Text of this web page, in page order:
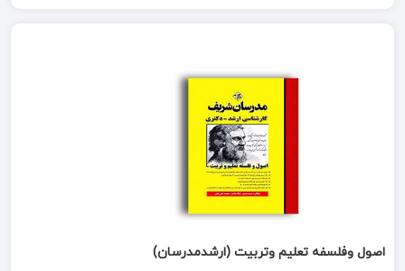
اصول وفلسفه تعلیم وتربیت (ارشدمدرسان)